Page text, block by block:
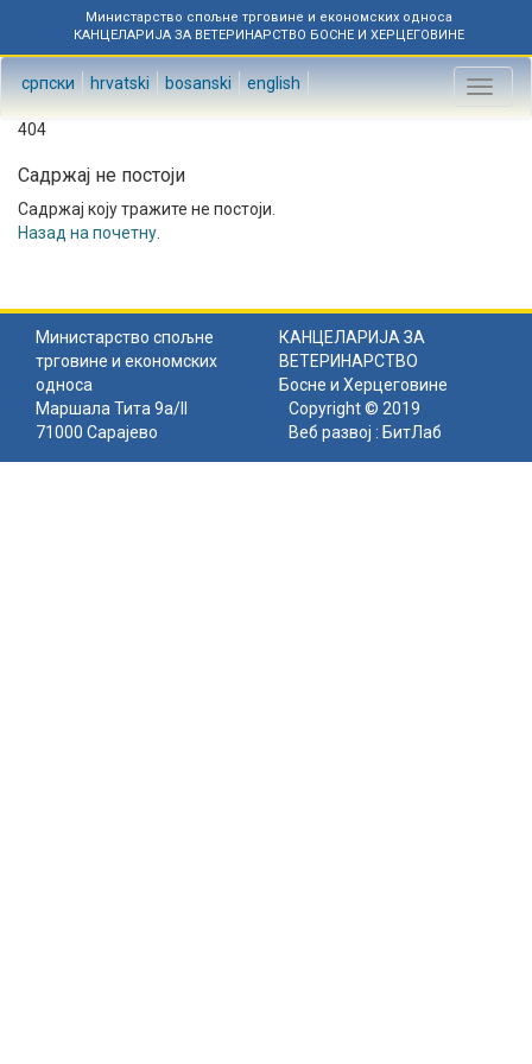
Министарство спољне трговине и економских односа
КАНЦЕЛАРИЈА ЗА ВЕТЕРИНАРСТВО БОСНЕ И ХЕРЦЕГОВИНЕ
српски hrvatski bosanski english
Toggle
404
Садржај не постоји
Садржај коју тражите не постоји.
Назад на почетну
Министарство спољне
трговине и економских
односа
КАНЦЕЛАРИЈА ЗА
ВЕТЕРИНАРСТВО
Босне и Херцеговине
Маршала Тита 9а/II
71000 Сарајево
Copyright © 2019
Веб развој : БитЛаб